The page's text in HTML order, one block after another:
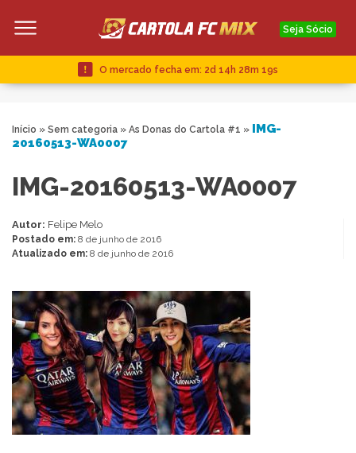
Seja Sócio
O mercado fecha em: 2d 14h 28m 19s
Início » Sem categoria » As Donas do Cartola #1 »
IMG-
20160513-WA0007
IMG-20160513-WA0007
Autor: Felipe Melo
Postado em: 8 de junho de 2016
Atualizado em: 8 de junho de 2016